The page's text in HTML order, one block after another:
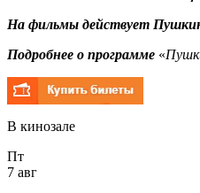
На фильмы действует
Подробнее о программе «
В кинозале
Пт
7 авг